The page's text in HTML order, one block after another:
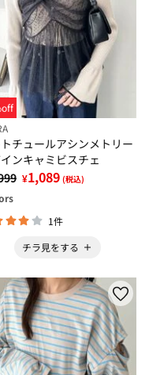
トチュールアシンメトリー
ンキャミビスチェ
¥1,089 (税込)
1件
チラ見をする